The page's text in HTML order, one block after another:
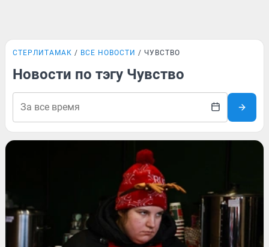
СТЕРЛИТАМАК ВСЕ НОВОСТИ ЧУВСТВО
Новости по тэгу Чувство